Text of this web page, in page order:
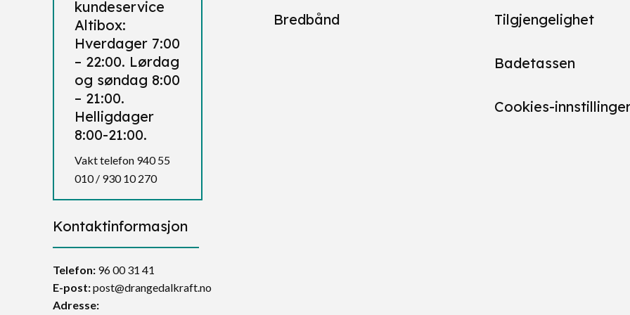
kundeservice
Altibox:
Hverdager 7:00
– 22:00. Lørdag
og søndag 8:00
– 21:00.
Helligdager
8:00-21:00.
Vakt telefon 940 55
010 / 930 10 270
Kontaktinformasjon
Telefon: 96 00 31 41
E-post:post@drangedalkraft.no
Adresse:
Bredbånd Tilgjengelighet
Badetassen
Cookies-